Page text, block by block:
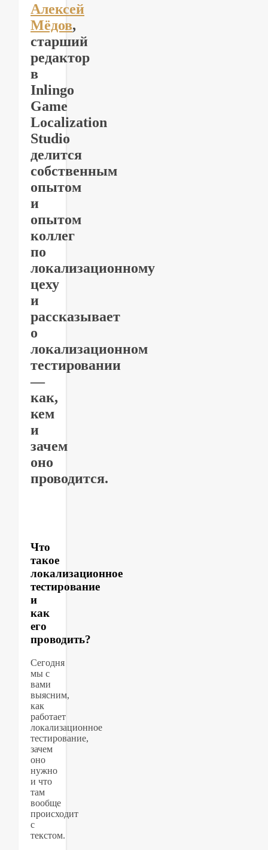
Алексей
Мёдов,
старший
редактор
в
Inlingo
Game
Localization
Studio
делится
собственным
опытом
и
опытом
коллег
по
локализационному
цеху
и
рассказывает
о
локализационном
тестировании
—
как,
кем
и
зачем
оно
проводится.
Что
такое
локализационное
тестирование
и
как
его
проводить?
Сегодня
мы с
вами
выясним,
как
работает
локализационное
тестирование,
зачем
оно
нужно
и что
там
вообще
происходит
с
текстом.